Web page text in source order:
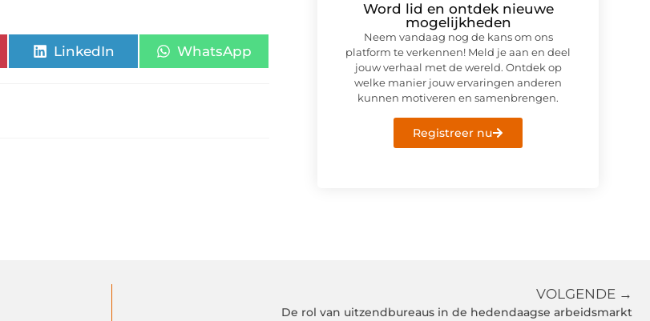
LinkedIn WhatsApp
Word lid en ontdek nieuwe
mogelijkheden
Neem vandaag nog de kans om ons
platform te verkennen! Meld je aan en deel
jouw verhaal met de wereld. Ontdek op
welke manier jouw ervaringen anderen
kunnen motiveren en samenbrengen.
Registreer nu
VOLGENDE →
De rol van uitzendbureaus in de hedendaagse arbeidsmarkt